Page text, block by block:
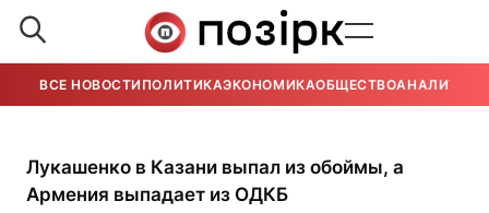
ВСЕ НОВОСТИ ПОЛИТИКАЭКОНОМИКАОБЩЕСТВОАНАЛИТИКА
Лукашенко в Казани выпал из обоймы, а
Армения выпадает из ОДКБ